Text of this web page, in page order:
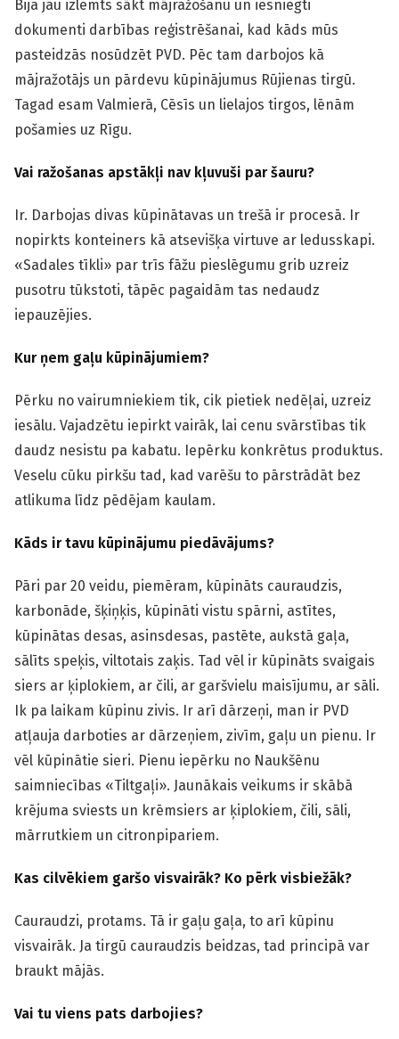
Bija jau izlemts sākt mājražošanu un iesniegti
dokumenti darbības reģistrēšanai, kad kāds mūs
pasteidzās nosūdzēt PVD. Pēc tam darbojos kā
mājražotājs un pārdevu kūpinājumus Rūjienas tirgū.
Tagad esam Valmierā, Cēsīs un lielajos tirgos, lēnām
pošamies uz Rīgu.
Vai ražošanas apstākļi nav kļuvuši par šauru?
Ir. Darbojas divas kūpinātavas un trešā ir procesā. Ir
nopirkts konteiners kā atsevišķa virtuve ar ledusskapi.
«Sadales tīkli» par trīs fāžu pieslēgumu grib uzreiz
pusotru tūkstoti, tāpēc pagaidām tas nedaudz
iepauzējies.
Kur ņem gaļu kūpinājumiem?
Pērku no vairumniekiem tik, cik pietiek nedēļai, uzreiz
iesālu. Vajadzētu iepirkt vairāk, lai cenu svārstības tik
daudz nesistu pa kabatu. Iepērku konkrētus produktus.
Veselu cūku pirkšu tad, kad varēšu to pārstrādāt bez
atlikuma līdz pēdējam kaulam.
Kāds ir tavu kūpinājumu piedāvājums?
Pāri par 20 veidu, piemēram, kūpināts cauraudzis,
karbonāde, šķiņķis, kūpināti vistu spārni, astītes,
kūpinātas desas, asinsdesas, pastēte, aukstā gaļa,
sālīts speķis, viltotais zaķis. Tad vēl ir kūpināts svaigais
siers ar ķiplokiem, ar čili, ar garšvielu maisījumu, ar sāli.
Ik pa laikam kūpinu zivis. Ir arī dārzeņi, man ir PVD
atļauja darboties ar dārzeņiem, zivīm, gaļu un pienu. Ir
vēl kūpinātie sieri. Pienu iepērku no Naukšēnu
saimniecības «Tiltgaļi». Jaunākais veikums ir skābā
krējuma sviests un krēmsiers ar ķiplokiem, čili, sāli,
mārrutkiem un citronpipariem.
Kas cilvēkiem garšo visvairāk? Ko pērk visbiežāk?
Cauraudzi, protams. Tā ir gaļu gaļa, to arī kūpinu
visvairāk. Ja tirgū cauraudzis beidzas, tad principā var
braukt mājās.
Vai tu viens pats darbojies?